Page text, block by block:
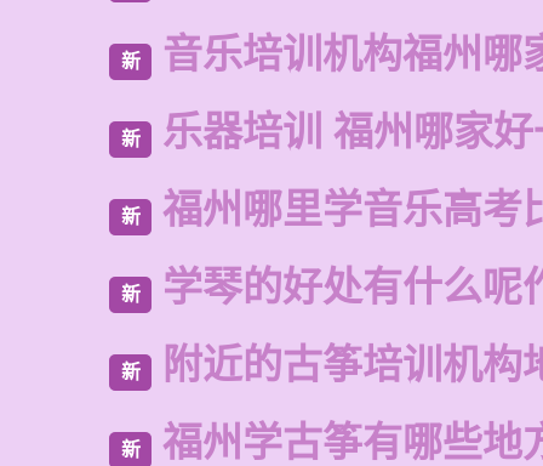
新 音乐培训机构福州哪
新 乐器培训 福州哪家
新 福州哪里学音乐高考
新 学琴的好处有什么呢
新 附近的古筝培训机构
新 福州学古筝有哪些地